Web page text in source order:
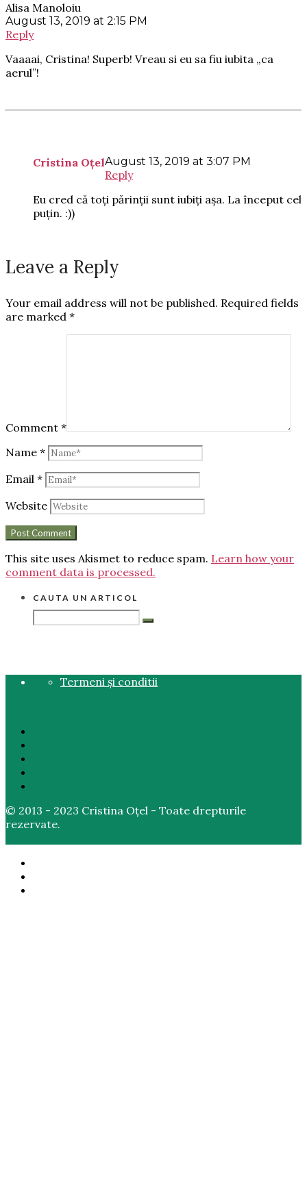
Alisa Manoloiu
August 13, 2019 at 2:15 PM
Reply
Vaaaai, Cristina! Superb! Vreau si eu sa fiu iubita „ca
aerul”!
Cristina OțelAugust 13, 2019 at 3:07 PM
Reply
Eu cred că toți părinții sunt iubiți așa. La început cel
puțin. :))
Leave a Reply
Your email address will not be published. Required fields
are marked *
Comment *
Name *
Email *
Website
This site uses Akismet to reduce spam. Learn how your
comment data is processed.
CAUTA UN ARTICOL
Termeni și conditii
© 2013 - 2023 Cristina Oțel - Toate drepturile
rezervate.